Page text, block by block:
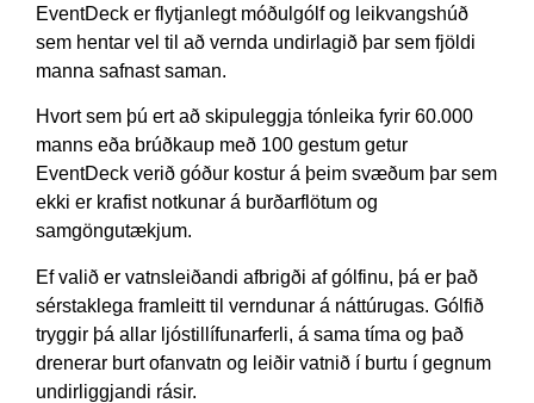
EventDeck er flytjanlegt móðulgólf og leikvangshúð
sem hentar vel til að vernda undirlagið þar sem fjöldi
manna safnast saman.
Hvort sem þú ert að skipuleggja tónleika fyrir 60.000
manns eða brúðkaup með 100 gestum getur
EventDeck verið góður kostur á þeim svæðum þar sem
ekki er krafist notkunar á burðarflötum og
samgöngutækjum.
Ef valið er vatnsleiðandi afbrigði af gólfinu, þá er það
sérstaklega framleitt til verndunar á náttúrugas. Gólfið
tryggir þá allar ljóstillífunarferli, á sama tíma og það
drenerar burt ofanvatn og leiðir vatnið í burtu í gegnum
undirliggjandi rásir.